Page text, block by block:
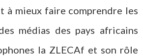
à mieux faire comprendre les
médias des pays africains
la ZLECAf et son rôle